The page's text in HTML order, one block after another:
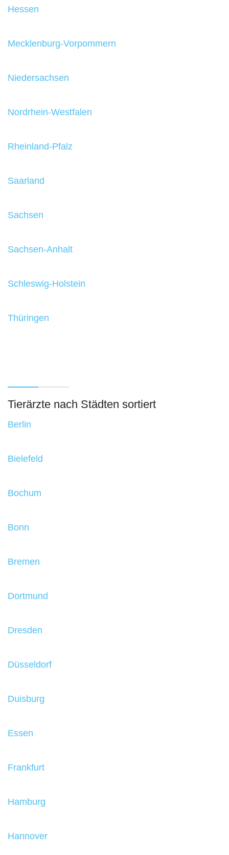
Hessen
Mecklenburg-Vorpommern
Niedersachsen
Nordrhein-Westfalen
Rheinland-Pfalz
Saarland
Sachsen
Sachsen-Anhalt
Schleswig-Holstein
Thüringen
Tierärzte nach Städten sortiert
Berlin
Bielefeld
Bochum
Bonn
Bremen
Dortmund
Dresden
Düsseldorf
Duisburg
Essen
Frankfurt
Hamburg
Hannover